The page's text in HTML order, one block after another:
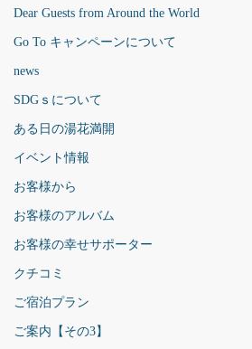
Dear Guests from Around the World
Go To キャンペーンについて
news
SDGｓについて
ある日の湯花満開
イベント情報
お客様から
お客様のアルバム
お客様の幸せサポーター
クチコミ
ご宿泊プラン
ご案内【その3】